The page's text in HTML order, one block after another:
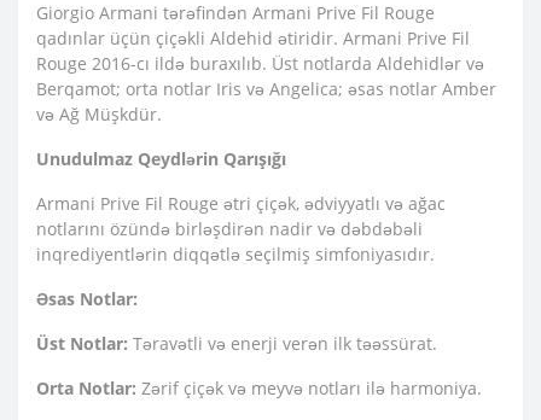
Giorgio Armani tərəfindən Armani Prive Fil Rouge
qadınlar üçün çiçəkli Aldehid ətiridir. Armani Prive Fil
Rouge 2016-cı ildə buraxılıb. Üst notlarda Aldehidlər və
Berqamot; orta notlar Iris və Angelica; əsas notlar Amber
və Ağ Müşkdür.
Unudulmaz Qeydlərin Qarışığı
Armani Prive Fil Rouge ətri çiçək, ədviyyatlı və ağac
notlarını özündə birləşdirən nadir və dəbdəbəli
inqrediyentlərin diqqətlə seçilmiş simfoniyasıdır.
Əsas Notlar:
Üst Notlar: Təravətli və enerji verən ilk təəssürat.
Orta Notlar: Zərif çiçək və meyvə notları ilə harmoniya.